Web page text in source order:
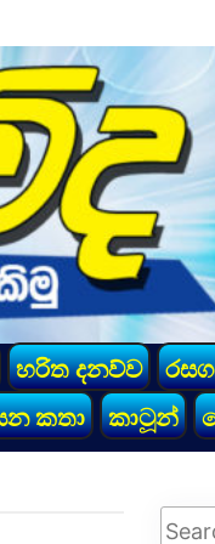
හරිත දනව්ව
කතා කාටූන්